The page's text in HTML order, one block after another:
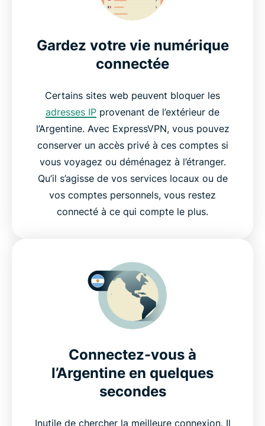
Gardez votre vie numérique
connectée
Certains sites web peuvent bloquer les
adresses IP provenant de l’extérieur de
l’Argentine. Avec ExpressVPN, vous pouvez
conserver un accès privé à ces comptes si
vous voyagez ou déménagez à l’étranger.
Qu’il s’agisse de vos services locaux ou de
vos comptes personnels, vous restez
connecté à ce qui compte le plus.
Connectez-vous à
l’Argentine en quelques
secondes
Inutile de chercher la meilleure connexion. Il